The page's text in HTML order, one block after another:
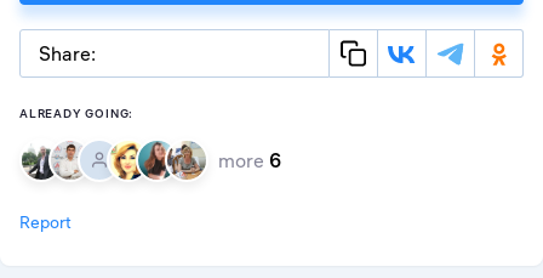
Share:
ALREADY GOING:
more 6
Report